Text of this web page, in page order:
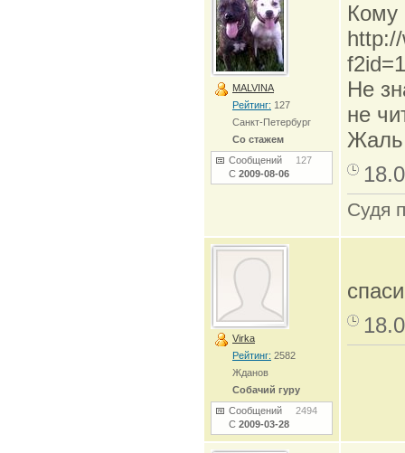
MALVINA
Рейтинг: 127
Санкт-Петербург
Со стажем
Сообщений 127
С 2009-08-06
Кому
Не
не
Судя
Virka
Рейтинг: 2582
Жданов
Собачий гуру
Сообщений 2494
С 2009-03-28